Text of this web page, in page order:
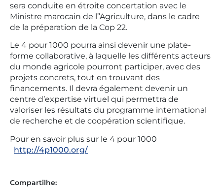
sera conduite en étroite concertation avec le
Ministre marocain de l”Agriculture, dans le cadre
de la préparation de la Cop 22.
Le 4 pour 1000 pourra ainsi devenir une plate-
forme collaborative, à laquelle les différents acteurs
du monde agricole pourront participer, avec des
projets concrets, tout en trouvant des
financements. Il devra également devenir un
centre d’expertise virtuel qui permettra de
valoriser les résultats du programme international
de recherche et de coopération scientifique.
Pour en savoir plus sur le 4 pour 1000
http://4p1000.org/
Compartilhe: